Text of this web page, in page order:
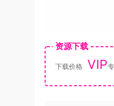
呢？从美丽的公主
喜欢的迪士尼和皮
[b让星谷重现昔日
解救星谷脱离“大遗
资源下载
下载价格 VIP